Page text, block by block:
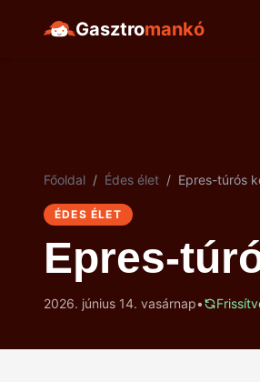
Gasztromankó
Főoldal / Édes élet / Epres-túrós
ÉDES ÉLET
Epres-
2026. június 14. vasárnap•